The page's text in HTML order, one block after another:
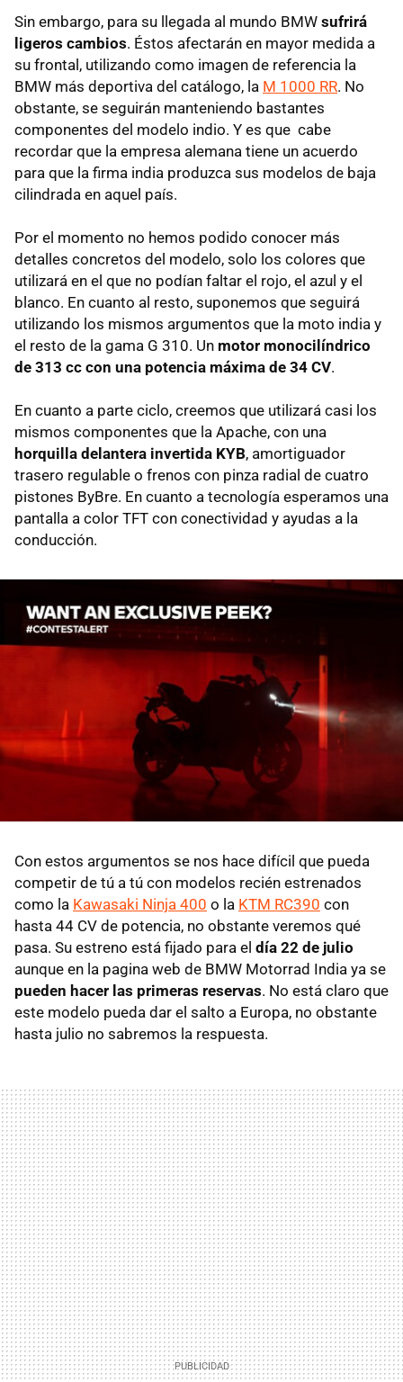
Sin embargo, para su llegada al mundo BMW sufrirá
ligeros cambios. Éstos afectarán en mayor medida a
su frontal, utilizando como imagen de referencia la
BMW más deportiva del catálogo, la M 1000 RR. No
obstante, se seguirán manteniendo bastantes
componentes del modelo indio. Y es que cabe
recordar que la empresa alemana tiene un acuerdo
para que la firma india produzca sus modelos de baja
cilindrada en aquel país.
Por el momento no hemos podido conocer más
detalles concretos del modelo, solo los colores que
utilizará en el que no podían faltar el rojo, el azul y el
blanco. En cuanto al resto, suponemos que seguirá
utilizando los mismos argumentos que la moto india y
el resto de la gama G 310. Un motor monocilíndrico
de 313 cc con una potencia máxima de 34 CV.
En cuanto a parte ciclo, creemos que utilizará casi los
mismos componentes que la Apache, con una
horquilla delantera invertida KYB, amortiguador
trasero regulable o frenos con pinza radial de cuatro
pistones ByBre. En cuanto a tecnología esperamos una
pantalla a color TFT con conectividad y ayudas a la
conducción.
Con estos argumentos se nos hace difícil que pueda
competir de tú a tú con modelos recién estrenados
como la Kawasaki Ninja 400 o la KTM RC390 con
hasta 44 CV de potencia, no obstante veremos qué
pasa. Su estreno está fijado para el día 22 de julio
aunque en la pagina web de BMW Motorrad India ya se
pueden hacer las primeras reservas. No está claro que
este modelo pueda dar el salto a Europa, no obstante
hasta julio no sabremos la respuesta.